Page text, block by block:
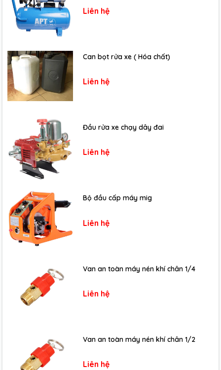
Liên hệ
Can bọt rửa xe ( Hóa chất)
Liên hệ
Đầu rửa xe chạy dây đai
Liên hệ
Bộ đầu cấp máy mig
Liên hệ
Van an toàn máy nén khí chân 1/4
Liên hệ
Van an toàn máy nén khí chân 1/2
Liên hệ